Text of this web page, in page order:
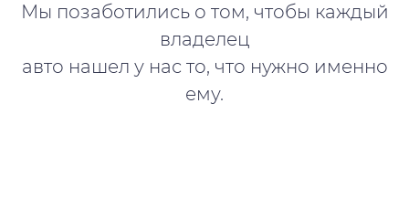
Мы позаботились о том, чтобы каждый
владелец
авто нашел у нас то, что нужно именно
ему.